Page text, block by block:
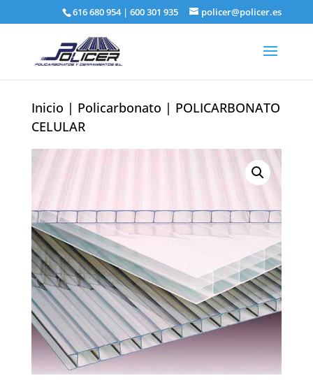
616 680 954|600 301 935 policer@policer.es
Inicio | Policarbonato | POLICARBONATO
CELULAR